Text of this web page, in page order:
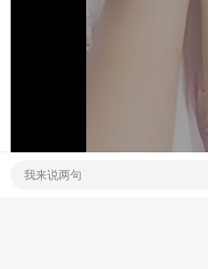
我来说两句